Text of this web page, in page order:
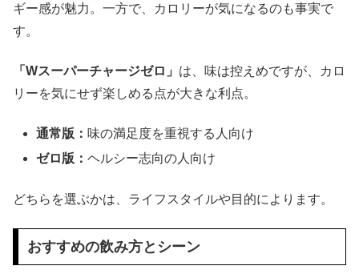
ギー感が魅力。一方で、カロリーが気になるのも事実で
す。
「Wスーパーチャージゼロ」 は、味は控えめですが、カロ
リーを気にせず楽しめる点が大きな利点。
通常版： 味の満足度を重視する人向け
ゼロ版：ヘルシー志向の人向け
どちらを選ぶかは、ライフスタイルや目的によります。
おすすめの飲み方とシーン